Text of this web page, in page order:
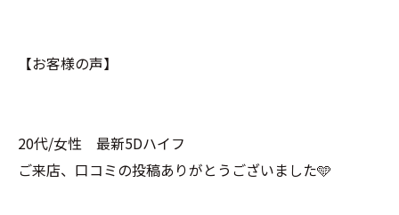
【お客様の声】
20代/女性 最新5Dハイフ
ご来店、口コミの投稿ありがとうございました🩵